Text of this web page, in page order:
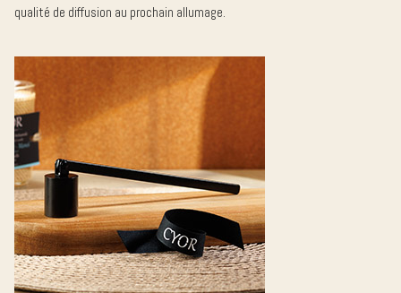
qualité de diffusion au prochain allumage.